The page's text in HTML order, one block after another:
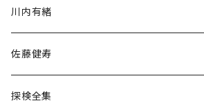
民族・風習
川内有緒
佐藤健寿
探検全集